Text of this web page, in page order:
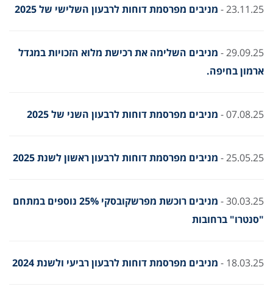
23.11.25 - מניבים מפרסמת דוחות לרבעון השלישי של 2025
29.09.25 -
מניבים השלימה את רכישת מלוא הזכויות במגדל
ארמון בחיפה.
07.08.25 - מניבים מפרסמת דוחות לרבעון השני של 2025
25.05.25 - מניבים מפרסמת דוחות לרבעון ראשון לשנת 2025
30.03.25 -
מניבים רוכשת מפרשקובסקי 25% נוספים במתחם
"סנטרו" ברחובות
18.03.25 - מניבים מפרסמת דוחות לרבעון רביעי ולשנת 2024